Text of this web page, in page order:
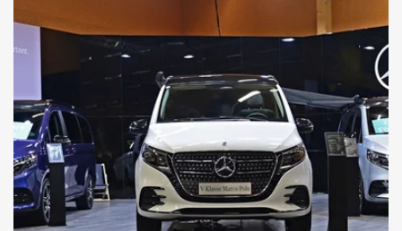
Details zu den Forst- und Agrarlösungen